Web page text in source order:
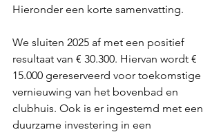
Hieronder een korte samenvatting.
We sluiten 2025 af met een positief
resultaat van € 30.300. Hiervan wordt €
15.000 gereserveerd voor toekomstige
vernieuwing van het bovenbad en
clubhuis. Ook is er ingestemd met een
duurzame investering in een